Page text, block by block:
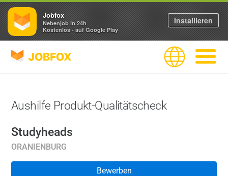
JOBFOX Sprache
Aushilfe Produkt-Qualitätscheck
Studyheads
ORANIENBURG
Bewerben
Jobfox
Nebenjob in 24h
Kostenlos - auf Google Play
Installieren